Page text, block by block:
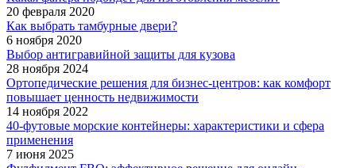
20 февраля 2020
Как выбрать тамбурные двери?
6 ноября 2020
Выбор антигравийной защиты для кузова
28 ноября 2024
Ортопедические решения для бизнес-центров: как комфорт
повышает ценность недвижимости
14 ноября 2022
40-футовые морские контейнеры: характеристики и сфера
применения
7 июня 2025